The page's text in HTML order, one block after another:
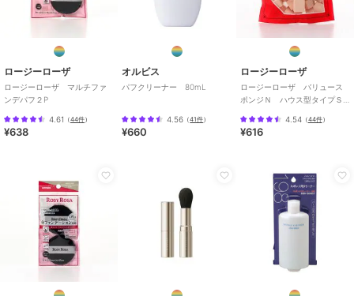
ロージーローザ
ロージーローザ マルチファ
ンデパフ２P
4.61 （44件）
¥638
オルビス
パフクリーナー 80mL
4.56 （41件）
¥660
ロージーローザ
ロージーローザ バリュース
ポンジＮ ハウス型タイプＳ
4.54 （44件）
¥616